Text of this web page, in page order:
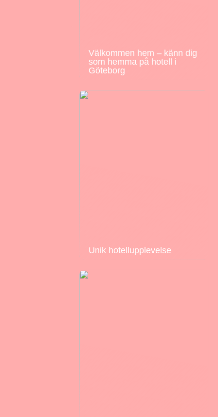
Välkommen hem – känn dig
som hemma på hotell i
Göteborg
Unik hotellupplevelse